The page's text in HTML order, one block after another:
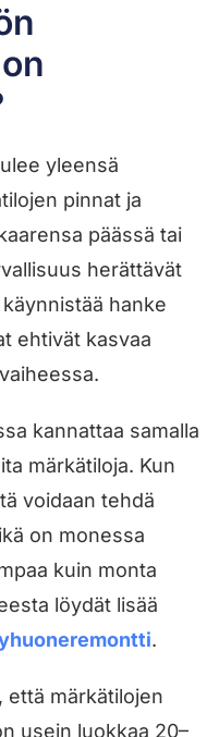
yleensä
pinnat ja
päässä tai
herättävät
hanke
ehtivät kasvaa
kannattaa samalla
märkätiloja. Kun
voidaan tehdä
on monessa
kuin monta
löydät lisää
.
että märkätilojen
usein luokkaa 20–